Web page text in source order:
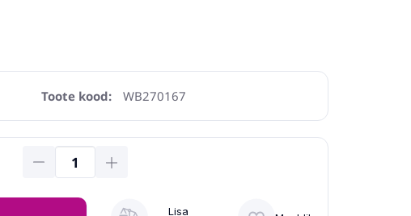
Toote kood: WB270167
Lisa